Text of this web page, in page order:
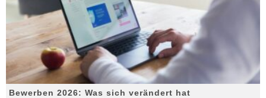
Bewerben 2026: Was sich verändert hat